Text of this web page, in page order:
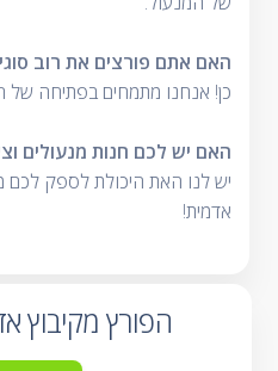
האם אתם פורצים את רוב
כן! אנחנו מתמחים בפתיחה של
האם יש לכם חנות מנעולים
יש לנו האת היכולת לספק לכם
אדמית!
הפורץ מקיבוץ